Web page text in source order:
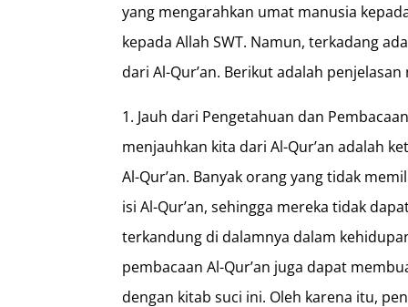
yang mengarahkan umat manusia
kepada Allah SWT. Namun, terkadang
dari Al-Qur’an. Berikut adalah
Jauh dari Pengetahuan dan
menjauhkan kita dari Al-Qur’an adalah
Al-Qur’an. Banyak orang yang tidak
isi Al-Qur’an, sehingga mereka tidak
terkandung di dalamnya dalam
pembacaan Al-Qur’an juga dapat
dengan kitab suci ini. Oleh karena itu,